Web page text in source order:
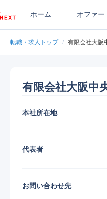
ホーム オファー
転職・求人トップ / 有限会社大阪
有限会社大阪中
本社所在地
代表者
お問い合わせ先